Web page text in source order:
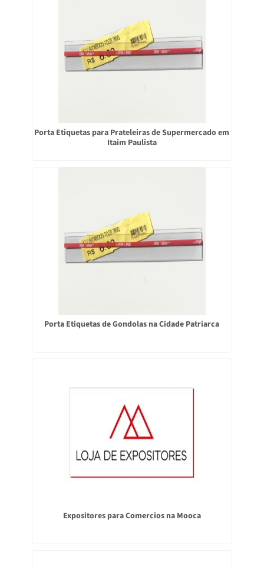
Porta Etiquetas para Prateleiras de Supermercado em
Itaim Paulista
Porta Etiquetas de Gondolas na Cidade Patriarca
Expositores para Comercios na Mooca